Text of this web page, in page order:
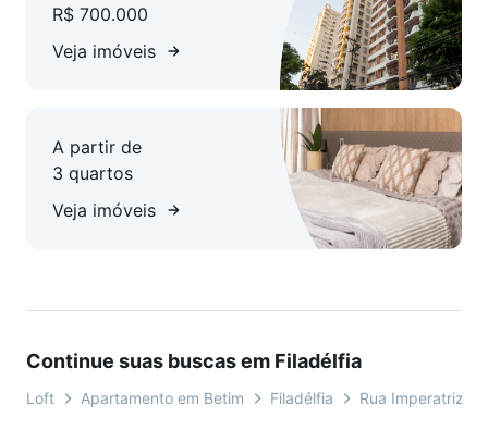
R$ 700.000
Veja imóveis
A partir de
3 quartos
Veja imóveis
Continue suas buscas em Filadélfia
Loft Apartamento em Betim Filadélfia Rua Imperatriz